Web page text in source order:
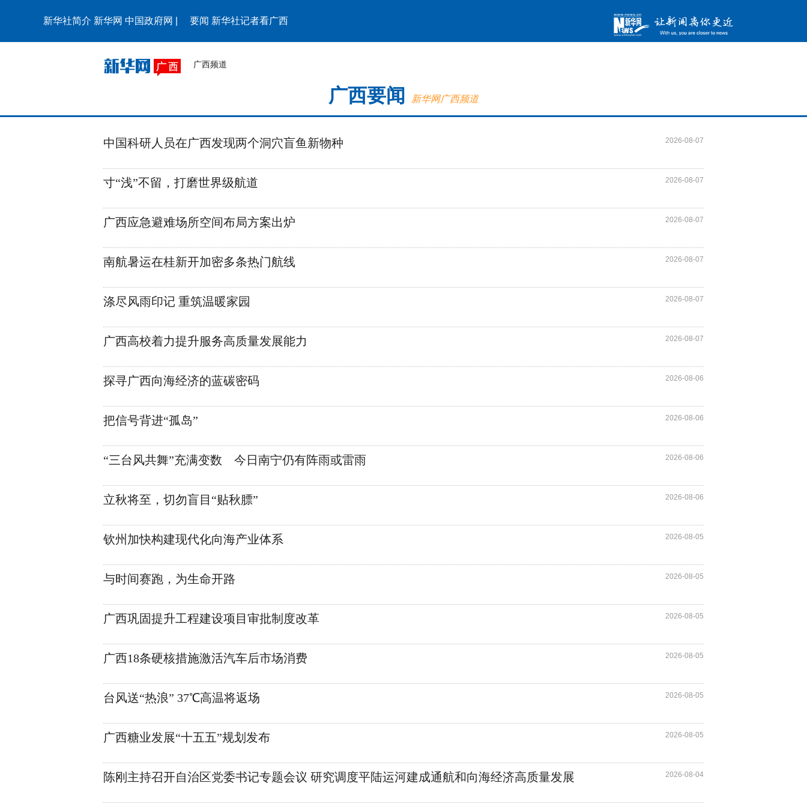
新华社简介 新华网 中国政府网 要闻 新华社记者看广西
广西频道
广西要闻 新华网广西频道
中国科研人员在广西发现两个洞穴盲鱼新物种 2026-08-07
寸“浅”不留，打磨世界级航道 2026-08-07
广西应急避难场所空间布局方案出炉 2026-08-07
南航暑运在桂新开加密多条热门航线 2026-08-07
涤尽风雨印记 重筑温暖家园 2026-08-07
广西高校着力提升服务高质量发展能力 2026-08-07
探寻广西向海经济的蓝碳密码 2026-08-06
把信号背进“孤岛” 2026-08-06
“三台风共舞”充满变数 今日南宁仍有阵雨或雷雨 2026-08-06
立秋将至，切勿盲目“贴秋膘” 2026-08-06
钦州加快构建现代化向海产业体系 2026-08-05
与时间赛跑，为生命开路 2026-08-05
广西巩固提升工程建设项目审批制度改革 2026-08-05
广西18条硬核措施激活汽车后市场消费 2026-08-05
台风送“热浪” 37℃高温将返场 2026-08-05
广西糖业发展“十五五”规划发布 2026-08-05
陈刚主持召开自治区党委书记专题会议 研究调度平陆运河建成通航和向海经济高质量发展 2026-08-04